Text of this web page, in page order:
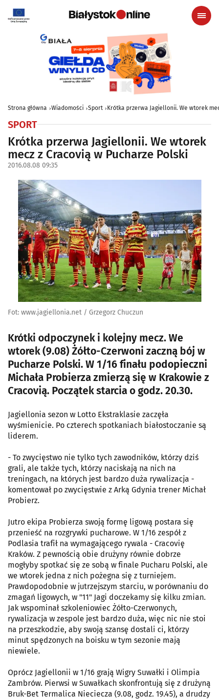
Strona główna Wiadomości Sport Krótka przerwa Jagiellonii. We wtorek
SPORT
Krótka przerwa Jagiellonii. We wtorek
mecz z Cracovią w Pucharze Polski
2016.08.08 09:35
Fot: www.jagiellonia.net / Grzegorz Chuczun
Krótki odpoczynek i kolejny mecz. We
wtorek (9.08) Żółto-Czerwoni zaczną bój w
Pucharze Polski. W 1/16 finału podopieczni
Michała Probierza zmierzą się w Krakowie z
Cracovią. Początek starcia o godz. 20.30.
Jagiellonia sezon w Lotto Ekstraklasie zaczęła
wyśmienicie. Po czterech spotkaniach białostoczanie są
liderem.
- To zwycięstwo nie tylko tych zawodników, którzy dziś
grali, ale także tych, którzy naciskają na nich na
treningach, na których jest bardzo duża rywalizacja -
komentował po zwycięstwie z Arką Gdynia trener Michał
Probierz.
Jutro ekipa Probierza swoją formę ligową postara się
przenieść na rozgrywki pucharowe. W 1/16 zespół z
Podlasia trafił na wymagającego rywala - Cracovię
Kraków. Z pewnością obie drużyny równie dobrze
mogłyby spotkać się ze sobą w finale Pucharu Polski, ale
we wtorek jedna z nich pożegna się z turniejem.
Prawdopodobnie w jutrzejszym starciu, w porównaniu do
zmagań ligowych, w "11" Jagi doczekamy się kilku zmian.
Jak wspominał szkoleniowiec Żółto-Czerwonych,
rywalizacja w zespole jest bardzo duża, więc nic nie stoi
na przeszkodzie, aby swoją szansę dostali ci, którzy
minut spędzonych na boisku w tym sezonie mają
niewiele.
Oprócz Jagiellonii w 1/16 grają Wigry Suwałki i Olimpia
Zambrów. Pierwsi w Suwałkach skonfrontują się z drużyną
Bruk-Bet Termalica Nieciecza (9.08, godz. 19.45), a drudzy